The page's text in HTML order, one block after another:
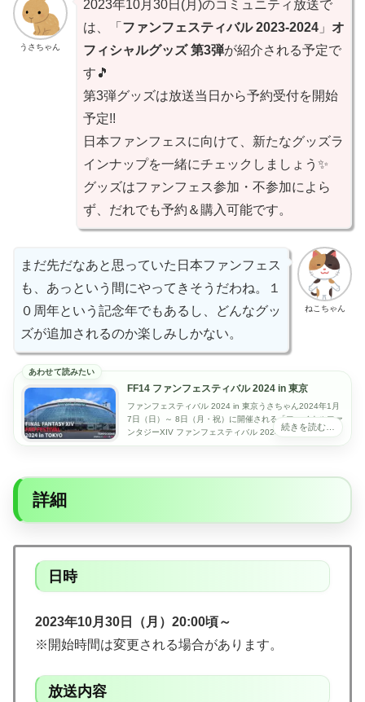
うさちゃん
2023年10月30日(月)のコミュニティ放送で
は、「 ファンフェスティバル 2023-2024」 オ
フィシャルグッズ 第3弾が紹介される予定で
す🎵
第3弾グッズは放送当日から予約受付を開始
予定!!
日本ファンフェスに向けて、新たなグッズラ
インナップを一緒にチェックしましょう✨
グッズはファンフェス参加・不参加によら
ず、だれでも予約＆購入可能です。
ねこちゃん
まだ先だなあと思っていた日本ファンフェス
も、あっという間にやってきそうだわね。１
０周年という記念年でもあるし、どんなグッ
ズが追加されるのか楽しみしかない。
FF14 ファンフェスティバル 2024 in 東京
ファンフェスティバル 2024 in 東京うさちゃん2024年1月
7日（日）～ 8日（月・祝）に開催される「ファイナルファ
ンタジーXIV ファンフェスティバル 2024 in 東京」の特設
サイトが公開...
詳細
日時
2023年10月30日（月）20:00頃～
※開始時間は変更される場合があります。
放送内容